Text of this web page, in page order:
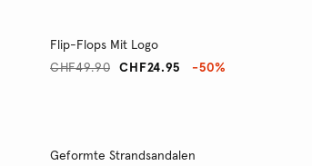
Flip-Flops Mit Logo
CHF24.95
CHF49.90 -50%
Geformte Strandsandalen